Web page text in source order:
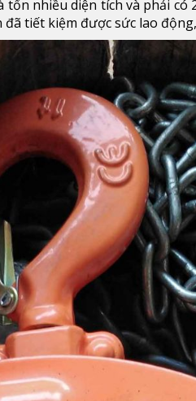
nhiều diện tích và phải
tiết kiệm được sức lao